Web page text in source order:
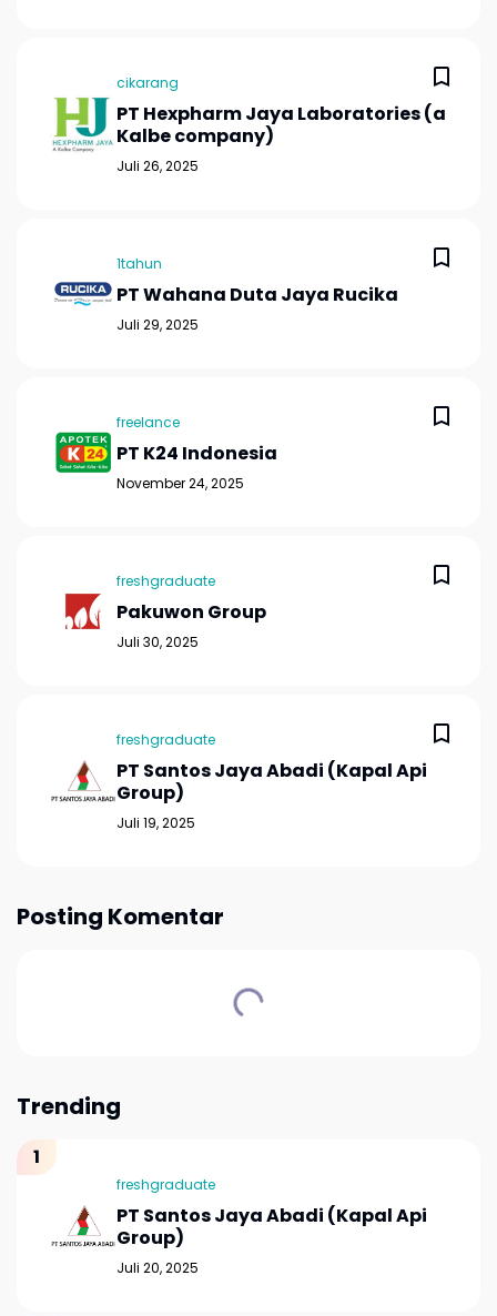
cikarang
PT Hexpharm Jaya Laboratories (a
Kalbe company)
Juli 26, 2025
1tahun
PT Wahana Duta Jaya Rucika
Juli 29, 2025
freelance
PT K24 Indonesia
November 24, 2025
freshgraduate
Pakuwon Group
Juli 30, 2025
freshgraduate
PT Santos Jaya Abadi (Kapal Api
Group)
Juli 19, 2025
Posting Komentar
Trending
freshgraduate
PT Santos Jaya Abadi (Kapal Api
Group)
Juli 20, 2025